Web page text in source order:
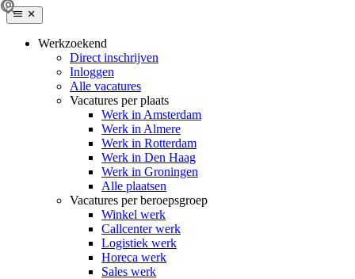
Werkzoekend
Direct inschrijven
Inloggen
Alle vacatures
Vacatures per plaats
Werk in Amsterdam
Werk in Almere
Werk in Rotterdam
Werk in Den Haag
Werk in Groningen
Alle plaatsen
Vacatures per beroepsgroep
Winkel werk
Callcenter werk
Logistiek werk
Horeca werk
Sales werk